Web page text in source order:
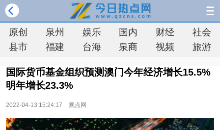
原创 泉州 娱乐 国内 财经
社会
县市
福建 台海 泉商 视频 旅游
国际货币基金组织预测澳门今年经济增长15.5%
明年增长23.3%
2022-04-13 15:24:17 观点网